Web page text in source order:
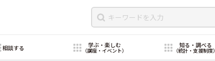
相談する 学ぶ・楽しむ
（講座・イベント）
知る・調べる
（統計・支援制度）